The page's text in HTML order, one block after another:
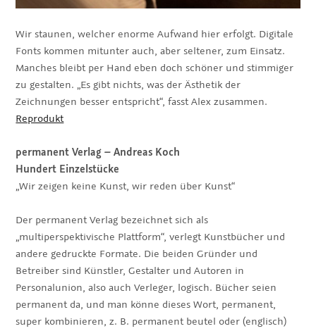
Wir staunen, welcher enorme Aufwand hier erfolgt. Digitale
Fonts kommen mitunter auch, aber seltener, zum Einsatz.
Manches bleibt per Hand eben doch schöner und stimmiger
zu gestalten. „Es gibt nichts, was der Ästhetik der
Zeichnungen besser entspricht“, fasst Alex zusammen.
Reprodukt
permanent Verlag –Andreas Koch
Hundert Einzelstücke
„Wir zeigen keine Kunst, wir reden über Kunst“
Der permanent Verlag bezeichnet sich als
„multiperspektivische Plattform“, verlegt Kunstbücher und
andere gedruckte Formate. Die beiden Gründer und
Betreiber sind Künstler, Gestalter und Autoren in
Personalunion, also auch Verleger, logisch. Bücher seien
permanent da, und man könne dieses Wort, permanent,
super kombinieren, z. B. permanent beutel oder (englisch)